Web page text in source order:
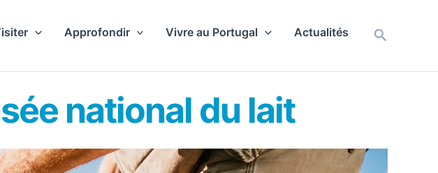
Approfondir Vivre au Portugal Actualités
national du lait